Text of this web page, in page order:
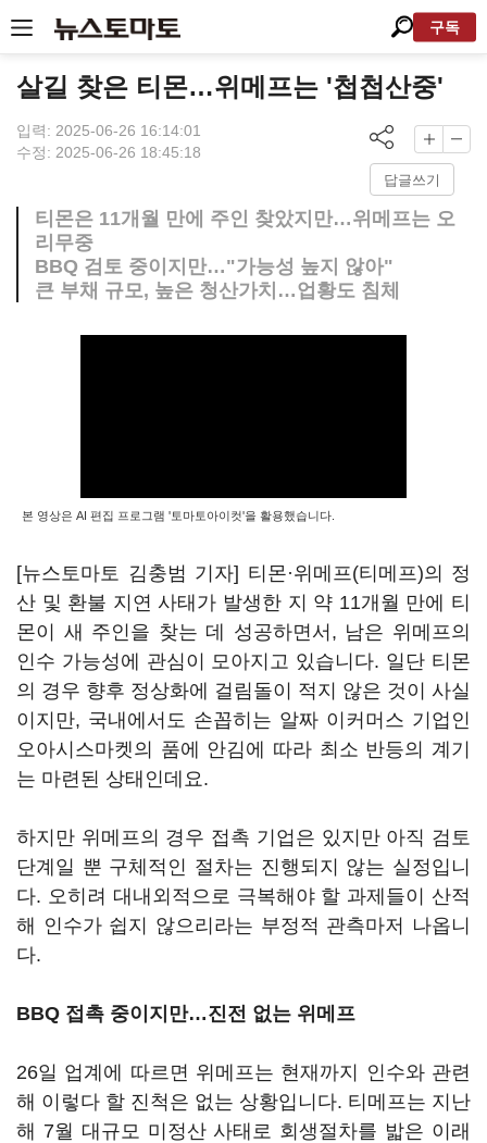
구독
살길 찾은 티몬…위메프는 '첩첩산중'
입력: 2025-06-26 16:14:01
수정: 2025-06-26 18:45:18
답글쓰기
티몬은 11개월 만에 주인 찾았지만…위메프는 오
리무중
BBQ 검토 중이지만…"가능성 높지 않아"
큰 부채 규모, 높은 청산가치…업황도 침체
본 영상은 AI 편집 프로그램 '토마토아이컷'을 활용했습니다.
[뉴스토마토 김충범 기자] 티몬·위메프(티메프)의 정
산 및 환불 지연 사태가 발생한 지 약 11개월 만에 티
몬이 새 주인을 찾는 데 성공하면서, 남은 위메프의
인수 가능성에 관심이 모아지고 있습니다. 일단 티몬
의 경우 향후 정상화에 걸림돌이 적지 않은 것이 사실
이지만, 국내에서도 손꼽히는 알짜 이커머스 기업인
오아시스마켓의 품에 안김에 따라 최소 반등의 계기
는 마련된 상태인데요.
하지만 위메프의 경우 접촉 기업은 있지만 아직 검토
단계일 뿐 구체적인 절차는 진행되지 않는 실정입니
다. 오히려 대내외적으로 극복해야 할 과제들이 산적
해 인수가 쉽지 않으리라는 부정적 관측마저 나옵니
다.
BBQ 접촉 중이지만…진전 없는 위메프
26일 업계에 따르면 위메프는 현재까지 인수와 관련
해 이렇다 할 진척은 없는 상황입니다. 티메프는 지난
해 7월 대규모 미정산 사태로 회생절차를 밟은 이래